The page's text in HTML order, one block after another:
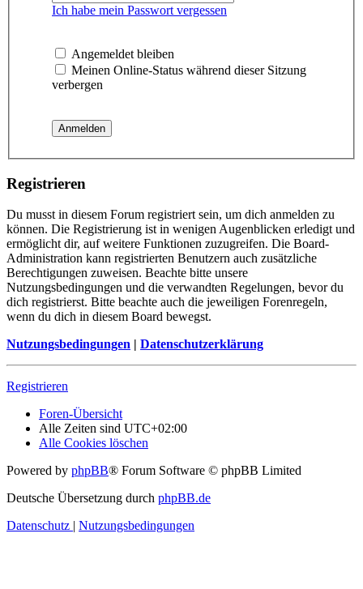
Ich habe mein Passwort vergessen
Angemeldet bleiben
Meinen Online-Status während dieser Sitzung
verbergen
Registrieren
Du musst in diesem Forum registriert sein, um dich anmelden zu
können. Die Registrierung ist in wenigen Augenblicken erledigt und
ermöglicht dir, auf weitere Funktionen zuzugreifen. Die Board-
Administration kann registrierten Benutzern auch zusätzliche
Berechtigungen zuweisen. Beachte bitte unsere
Nutzungsbedingungen und die verwandten Regelungen, bevor du
dich registrierst. Bitte beachte auch die jeweiligen Forenregeln,
wenn du dich in diesem Board bewegst.
Nutzungsbedingungen | Datenschutzerklärung
Registrieren
Foren-Übersicht
Alle Zeiten sind UTC+02:00
Alle Cookies löschen
Powered by phpBB® Forum Software © phpBB Limited
Deutsche Übersetzung durch phpBB.de
Datenschutz | Nutzungsbedingungen